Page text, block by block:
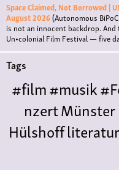
Space Claimed, Not Borrowed |
August 2026(Autonomous
is not an innocent backdrop.
Un•colonial Film Festival — five
Tags
#film#musik
nzertMünster
Hülshoffliteratur